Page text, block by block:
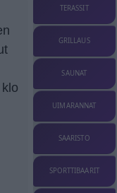
TERASSIT
GRILLAUS
SAUNAT
UIMARANNAT
SAARISTO
SPORTTIBAARIT